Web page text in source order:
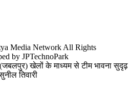
Media Network All Rights
by JPTechnoPark
(जबलपुर) खेलों के माध्यम से टीम भावना सुदृढ़
तिवारी